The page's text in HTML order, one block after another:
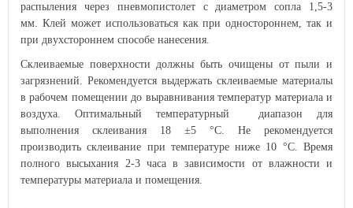
распыления через пневмопистолет с диаметром сопла 1,5-3
мм. Клей может использоваться как при одностороннем, так и
при двухстороннем способе нанесения.
Склеиваемые поверхности должны быть очищены от пыли и
загрязнений. Рекомендуется выдержать склеиваемые материалы
в рабочем помещении до выравнивания температур материала и
воздуха. Оптимальный температурный диапазон для
выполнения склеивания 18 ±5 °С. Не рекомендуется
производить склеивание при температуре ниже 10 °С. Время
полного высыхания 2-3 часа в зависимости от влажности и
температуры материала и помещения.